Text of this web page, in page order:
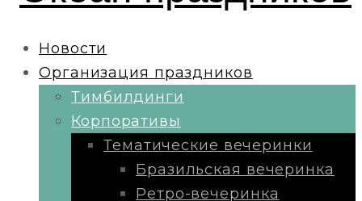
Новости
Организация праздников
Тимбилдинги
Корпоративы
Тематические вечеринки
Бразильская вечеринка
Ретро-вечеринка